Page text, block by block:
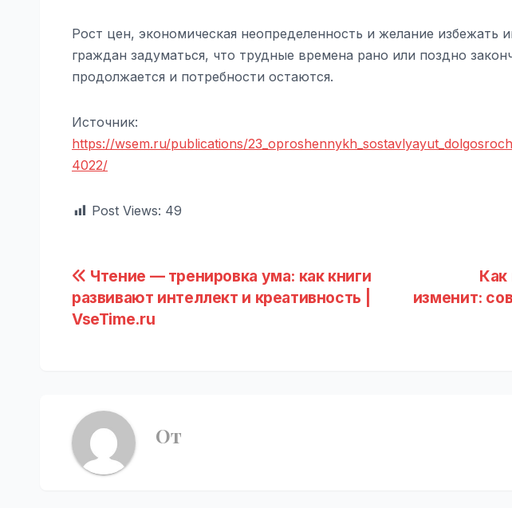
Рост цен, экономическая неопределенность и желание избежать
граждан задуматься, что трудные времена рано или поздно
продолжается и потребности остаются.
Источник:
https://wsem.ru/publications/
4022/
Post Views: 49
Навигация
по
Как
изменит:
Чтение — тренировка ума: как книги
развивают интеллект и креативность |
VseTime.ru
От